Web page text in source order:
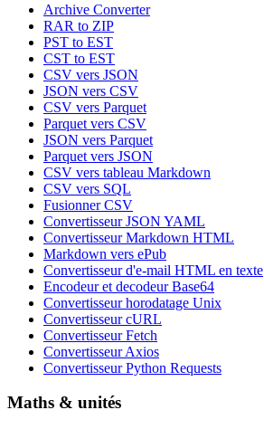
Archive Converter
RAR to ZIP
PST to EST
CST to EST
CSV vers JSON
JSON vers CSV
CSV vers Parquet
Parquet vers CSV
JSON vers Parquet
Parquet vers JSON
CSV vers tableau Markdown
CSV vers SQL
Fusionner CSV
Convertisseur JSON YAML
Convertisseur Markdown HTML
Markdown vers ePub
Convertisseur d'e-mail HTML en texte
Encodeur et decodeur Base64
Convertisseur horodatage Unix
Convertisseur cURL
Convertisseur Fetch
Convertisseur Axios
Convertisseur Python Requests
Maths & unités